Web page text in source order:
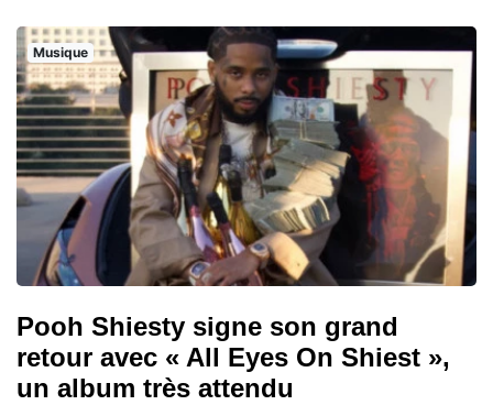
Musique
Pooh Shiesty signe son grand
retour avec « All Eyes On Shiest »,
un album très attendu